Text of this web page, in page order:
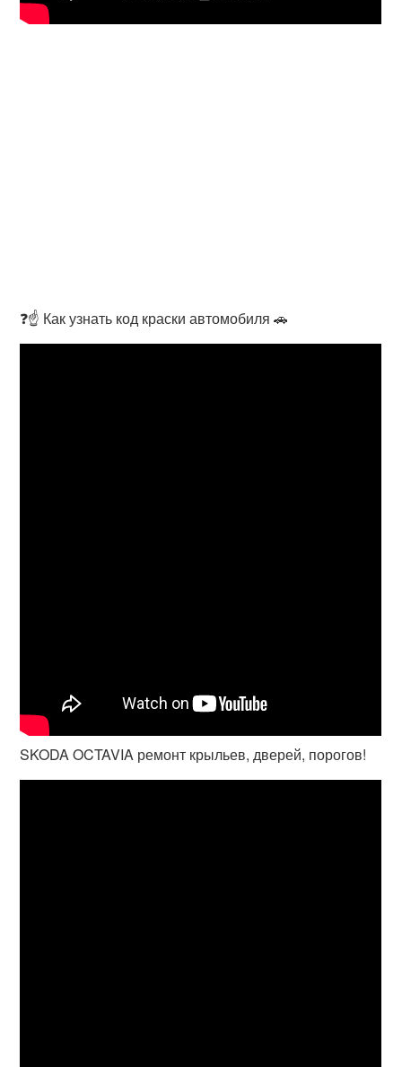
❓☝️ Как узнать код краски автомобиля 🚗
SKODA OCTAVIA ремонт крыльев, дверей, порогов!